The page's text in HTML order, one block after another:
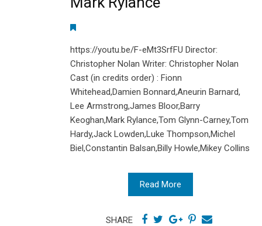
https://youtu.be/F-eMt3SrfFU Director:
Christopher Nolan Writer: Christopher Nolan
Cast (in credits order) : Fionn
Whitehead,Damien Bonnard,Aneurin Barnard,
Lee Armstrong,James Bloor,Barry
Keoghan,Mark Rylance,Tom Glynn-Carney,Tom
Hardy,Jack Lowden,Luke Thompson,Michel
Biel,Constantin Balsan,Billy Howle,Mikey Collins
Read More
SHARE